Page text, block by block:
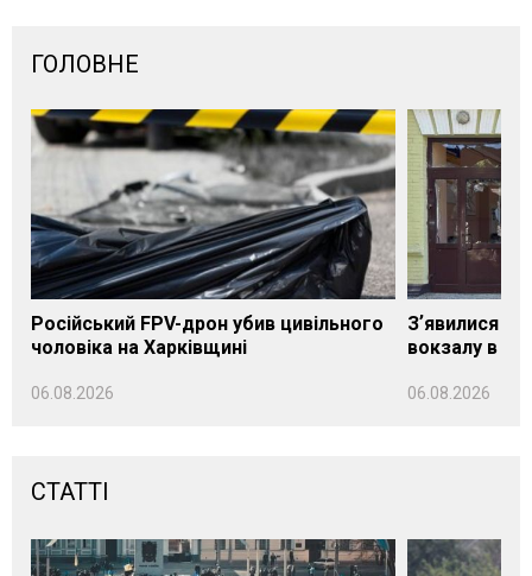
ГОЛОВНЕ
Російський FPV-дрон убив цивільного
чоловіка на Харківщині
06.08.2026
Зʼявилися
вокзалу в
06.08.2026
СТАТТІ